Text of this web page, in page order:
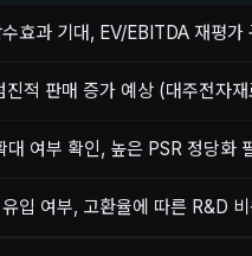
효과 기대, EV/EBITDA 재평가
진적 판매 증가 예상 (대주전자
여부 확인, 높은 PSR 정당화
입 여부, 고환율에 따른 R&D